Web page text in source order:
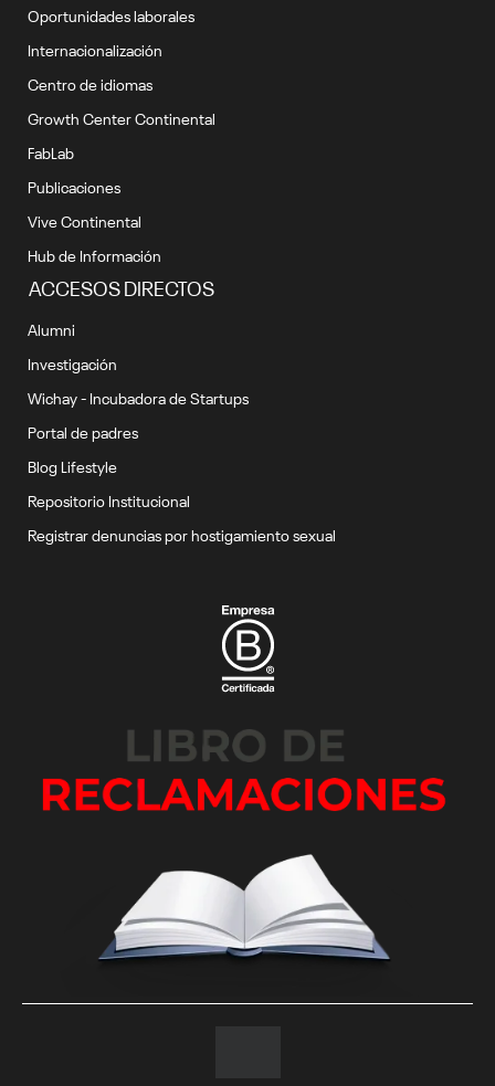
Oportunidades laborales
Internacionalización
Centro de idiomas
Growth Center Continental
FabLab
Publicaciones
Vive Continental
Hub de Información
ACCESOS DIRECTOS
Alumni
Investigación
Wichay - Incubadora de Startups
Portal de padres
Blog Lifestyle
Repositorio Institucional
Registrar denuncias por hostigamiento sexual